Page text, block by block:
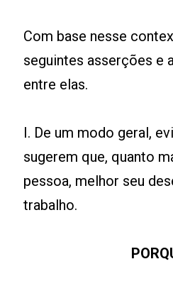
Com base nesse
seguintes asserções e
entre elas.
I. De um modo geral,
sugerem que, quanto
pessoa, melhor seu
trabalho.